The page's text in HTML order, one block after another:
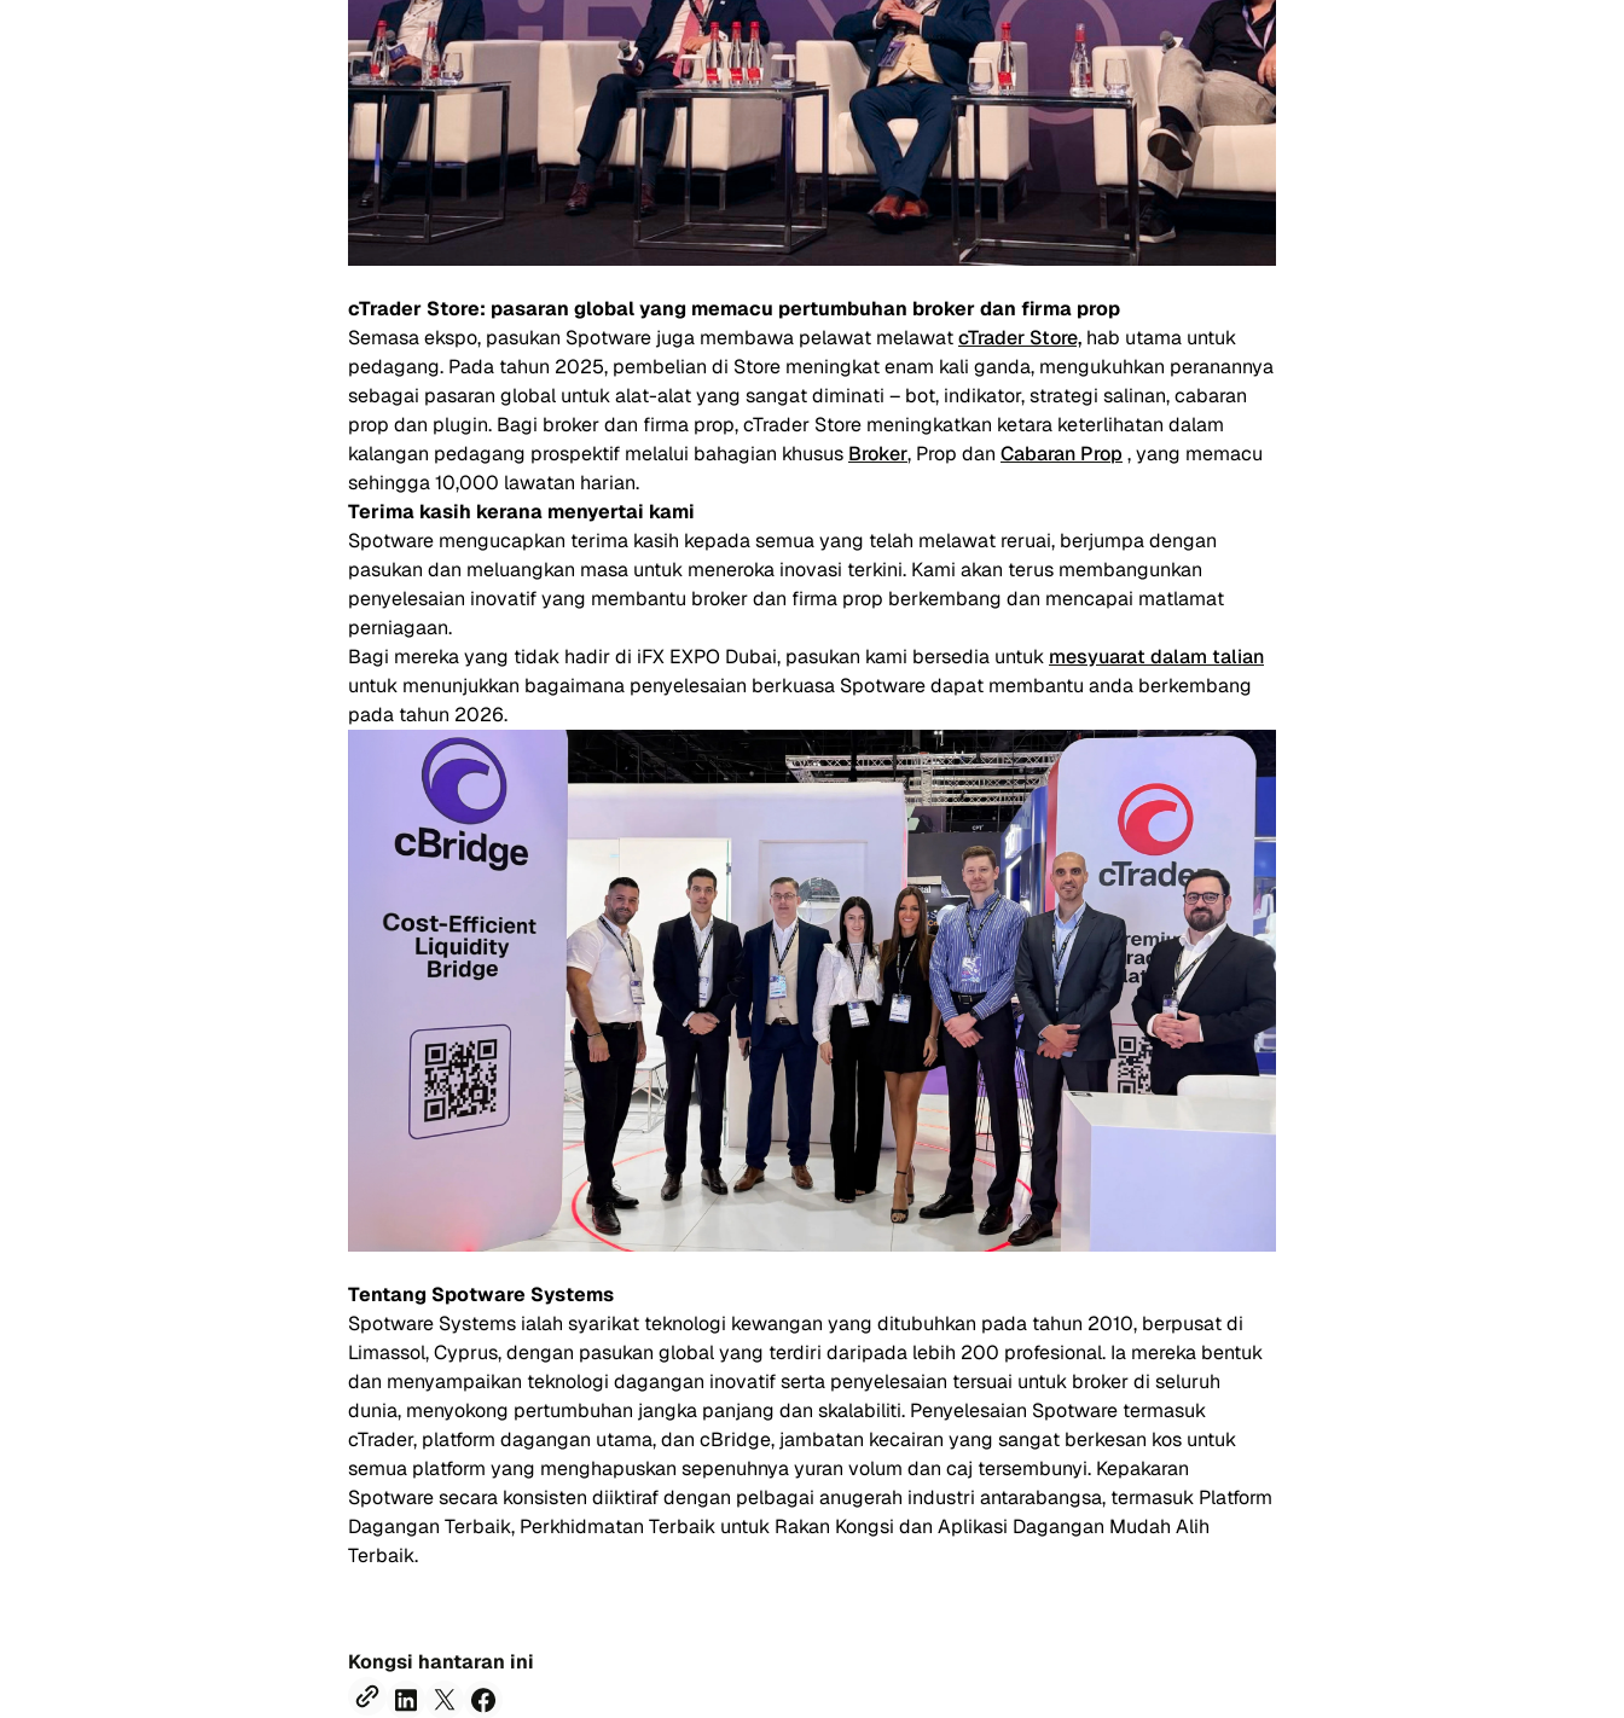
cTrader Store: pasaran global yang memacu pertumbuhan broker dan firma prop
Semasa ekspo, pasukan Spotware juga membawa pelawat melawatcTrader Store, hab utama untuk
pedagang. Pada tahun 2025, pembelian di Store meningkat enam kali ganda, mengukuhkan peranannya
sebagai pasaran global untuk alat-alat yang sangat diminati – bot, indikator, strategi salinan, cabaran
prop dan plugin. Bagi broker dan firma prop, cTrader Store meningkatkan ketara keterlihatan dalam
kalangan pedagang prospektif melalui bahagian khusus Broker, Prop dan Cabaran Prop , yang memacu
sehingga 10,000 lawatan harian.
Terima kasih kerana menyertai kami
Spotware mengucapkan terima kasih kepada semua yang telah melawat reruai, berjumpa dengan
pasukan dan meluangkan masa untuk meneroka inovasi terkini. Kami akan terus membangunkan
penyelesaian inovatif yang membantu broker dan firma prop berkembang dan mencapai matlamat
perniagaan.
Bagi mereka yang tidak hadir di iFX EXPO Dubai, pasukan kami bersedia untuk mesyuarat dalam talian
untuk menunjukkan bagaimana penyelesaian berkuasa Spotware dapat membantu anda berkembang
pada tahun 2026.
Tentang Spotware Systems
Spotware Systems ialah syarikat teknologi kewangan yang ditubuhkan pada tahun 2010, berpusat di
Limassol, Cyprus, dengan pasukan global yang terdiri daripada lebih 200 profesional. Ia mereka bentuk
dan menyampaikan teknologi dagangan inovatif serta penyelesaian tersuai untuk broker di seluruh
dunia, menyokong pertumbuhan jangka panjang dan skalabiliti. Penyelesaian Spotware termasuk
cTrader, platform dagangan utama, dan cBridge, jambatan kecairan yang sangat berkesan kos untuk
semua platform yang menghapuskan sepenuhnya yuran volum dan caj tersembunyi. Kepakaran
Spotware secara konsisten diiktiraf dengan pelbagai anugerah industri antarabangsa, termasuk Platform
Dagangan Terbaik, Perkhidmatan Terbaik untuk Rakan Kongsi dan Aplikasi Dagangan Mudah Alih
Terbaik.
Kongsi hantaran ini